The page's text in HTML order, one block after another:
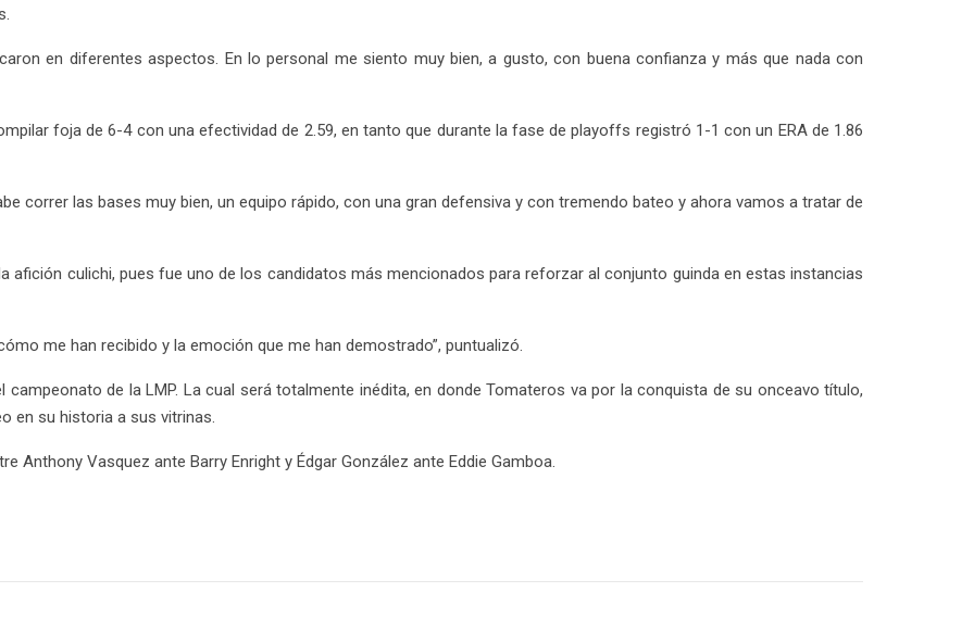
en diferentes aspectos. En lo personal me siento muy bien, a gusto, con buena confianza y más que nada con
foja de 6-4 con una efectividad de 2.59, en tanto que durante la fase de playoffs registró 1-1 con un ERA de 1.86
correr las bases muy bien, un equipo rápido, con una gran defensiva y con tremendo bateo y ahora vamos a tratar de
afición culichi, pues fue uno de los candidatos más mencionados para reforzar al conjunto guinda en estas instancias
me han recibido y la emoción que me han demostrado”, puntualizó.
campeonato de la LMP. La cual será totalmente inédita, en donde Tomateros va por la conquista de su onceavo título,
en su historia a sus vitrinas.
Anthony Vasquez ante Barry Enright y Édgar González ante Eddie Gamboa.